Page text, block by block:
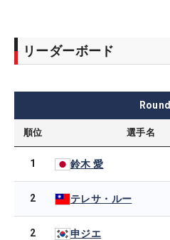
リーダーボード
Round
順位 選手名
1 鈴木 愛
2 テレサ・ルー
2 申ジエ